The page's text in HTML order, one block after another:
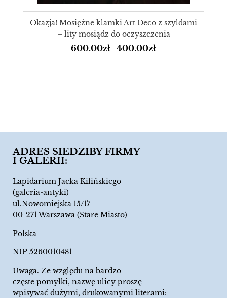
Okazja! Mosiężne klamki Art Deco z szyldami
– lity mosiądz do oczyszczenia
600.00zł 400.00zł
ADRES SIEDZIBY FIRMY
I GALERII:
Lapidarium Jacka Kilińskiego
(galeria-antyki)
ul.Nowomiejska 15/17
00-271 Warszawa (Stare Miasto)
Polska
NIP 5260010481
Uwaga. Ze względu na bardzo
częste pomyłki, nazwę ulicy proszę
wpisywać dużymi, drukowanymi literami: